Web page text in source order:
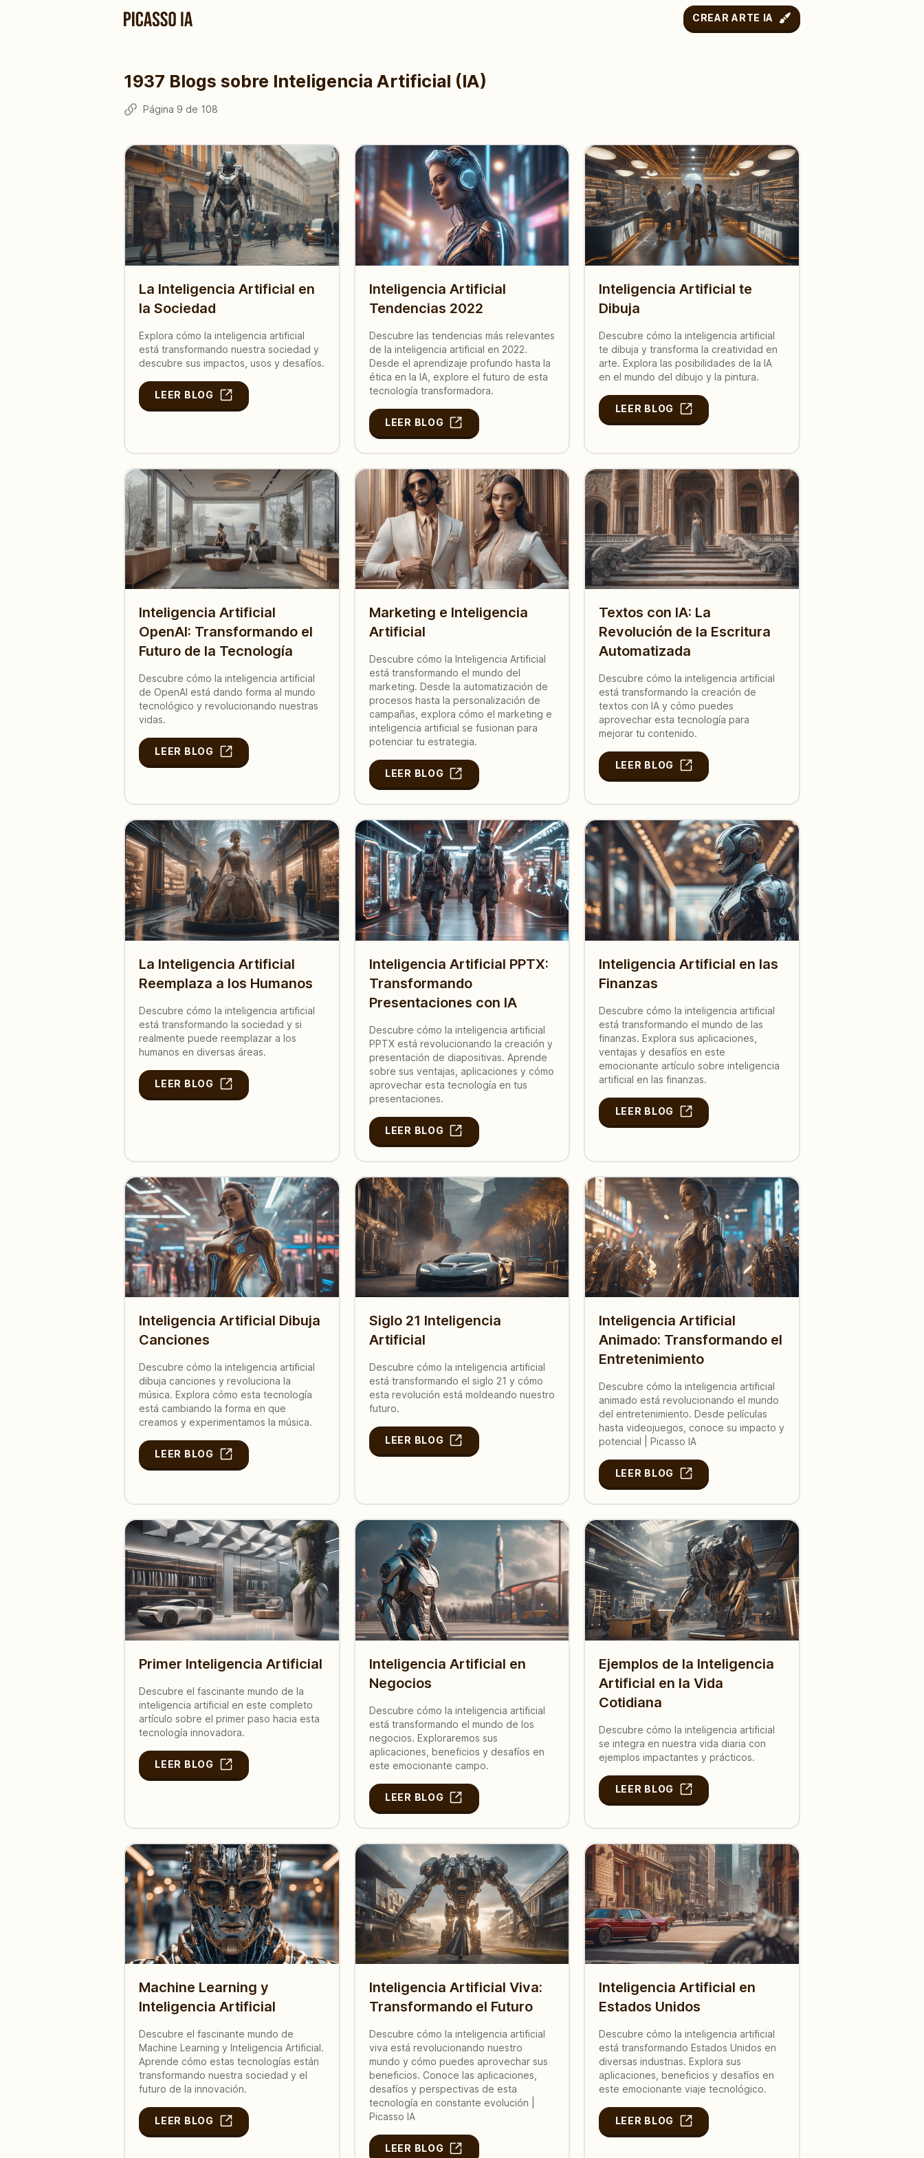
CREAR ARTE IA
1937 Blogs sobre Inteligencia Artificial (IA)
Página 9 de 108
La Inteligencia Artificial en
la Sociedad
Explora cómo la inteligencia artificial
está transformando nuestra sociedad y
descubre sus impactos, usos y desafíos.
LEER BLOG
Inteligencia Artificial
Tendencias 2022
Descubre las tendencias más relevantes
de la inteligencia artificial en 2022.
Desde el aprendizaje profundo hasta la
ética en la IA, explore el futuro de esta
tecnología transformadora.
LEER BLOG
Inteligencia Artificial te
Dibuja
Descubre cómo la inteligencia artificial
te dibuja y transforma la creatividad en
arte. Explora las posibilidades de la IA
en el mundo del dibujo y la pintura.
LEER BLOG
Inteligencia Artificial
OpenAI: Transformando el
Futuro de la Tecnología
Descubre cómo la inteligencia artificial
de OpenAI está dando forma al mundo
tecnológico y revolucionando nuestras
vidas.
LEER BLOG
Marketing e Inteligencia
Artificial
Descubre cómo la Inteligencia Artificial
está transformando el mundo del
marketing. Desde la automatización de
procesos hasta la personalización de
campañas, explora cómo el marketing e
inteligencia artificial se fusionan para
potenciar tu estrategia.
LEER BLOG
Textos con IA: La
Revolución de la Escritura
Automatizada
Descubre cómo la inteligencia artificial
está transformando la creación de
textos con IA y cómo puedes
aprovechar esta tecnología para
mejorar tu contenido.
LEER BLOG
La Inteligencia Artificial
Reemplaza a los Humanos
Descubre cómo la inteligencia artificial
está transformando la sociedad y si
realmente puede reemplazar a los
humanos en diversas áreas.
LEER BLOG
Inteligencia Artificial PPTX:
Transformando
Presentaciones con IA
Descubre cómo la inteligencia artificial
PPTX está revolucionando la creación y
presentación de diapositivas. Aprende
sobre sus ventajas, aplicaciones y cómo
aprovechar esta tecnología en tus
presentaciones.
LEER BLOG
Inteligencia Artificial en las
Finanzas
Descubre cómo la inteligencia artificial
está transformando el mundo de las
finanzas. Explora sus aplicaciones,
ventajas y desafíos en este
emocionante artículo sobre inteligencia
artificial en las finanzas.
LEER BLOG
Inteligencia Artificial Dibuja
Canciones
Descubre cómo la inteligencia artificial
dibuja canciones y revoluciona la
música. Explora cómo esta tecnología
está cambiando la forma en que
creamos y experimentamos la música.
LEER BLOG
Siglo 21 Inteligencia
Artificial
Descubre cómo la inteligencia artificial
está transformando el siglo 21 y cómo
esta revolución está moldeando nuestro
futuro.
LEER BLOG
Inteligencia Artificial
Animado: Transformando el
Entretenimiento
Descubre cómo la inteligencia artificial
animado está revolucionando el mundo
del entretenimiento. Desde películas
hasta videojuegos, conoce su impacto y
potencial | Picasso IA
LEER BLOG
Primer Inteligencia Artificial
Descubre el fascinante mundo de la
inteligencia artificial en este completo
artículo sobre el primer paso hacia esta
tecnología innovadora.
LEER BLOG
Inteligencia Artificial en
Negocios
Descubre cómo la inteligencia artificial
está transformando el mundo de los
negocios. Exploraremos sus
aplicaciones, beneficios y desafíos en
este emocionante campo.
LEER BLOG
Ejemplos de la Inteligencia
Artificial en la Vida
Cotidiana
Descubre cómo la inteligencia artificial
se integra en nuestra vida diaria con
ejemplos impactantes y prácticos.
LEER BLOG
Machine Learning y
Inteligencia Artificial
Descubre el fascinante mundo de
Machine Learning y Inteligencia Artificial.
Aprende cómo estas tecnologías están
transformando nuestra sociedad y el
futuro de la innovación.
LEER BLOG
Inteligencia Artificial Viva:
Transformando el Futuro
Descubre cómo la inteligencia artificial
viva está revolucionando nuestro
mundo y cómo puedes aprovechar sus
beneficios. Conoce las aplicaciones,
desafíos y perspectivas de esta
tecnología en constante evolución |
Picasso IA
LEER BLOG
Inteligencia Artificial en
Estados Unidos
Descubre cómo la inteligencia artificial
está transformando Estados Unidos en
diversas industrias. Explora sus
aplicaciones, beneficios y desafíos en
este emocionante viaje tecnológico.
LEER BLOG